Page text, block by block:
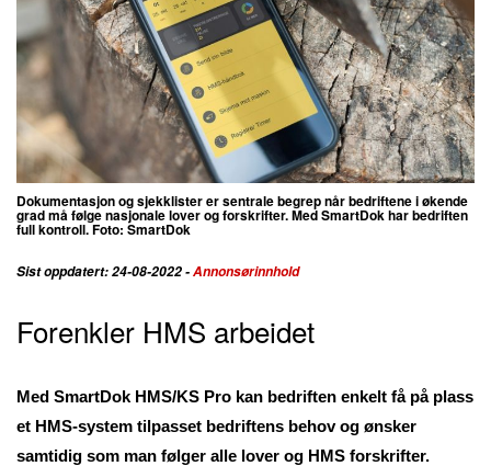
Dokumentasjon og sjekklister er sentrale begrep når bedriftene i økende
grad må følge nasjonale lover og forskrifter. Med SmartDok har bedriften
full kontroll. Foto: SmartDok
Sist oppdatert: 24-08-2022 -Annonsørinnhold
Forenkler HMS arbeidet
Med SmartDok HMS/KS Pro kan bedriften enkelt få på plass
et HMS-system tilpasset bedriftens behov og ønsker
samtidig som man følger alle lover og HMS forskrifter.